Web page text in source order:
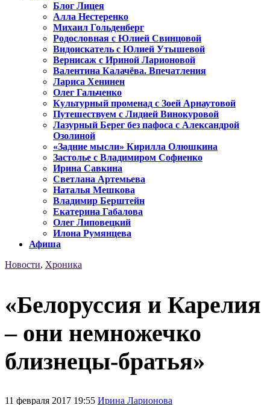
Блог Лицея
Алла Нестеренко
Михаил Гольденберг
Родословная с Юлией Свинцовой
Видоискатель с Юлией Утышевой
Вернисаж с Ириной Ларионовой
Валентина Калачёва. Впечатления
Лариса Хенинен
Олег Гальченко
Культурный променад с Зоей Арнаутовой
Путешествуем с Лидией Винокуровой
Лазурный Берег без пафоса с Александрой
Озолиной
«Задние мысли» Кирилла Олюшкина
Застолье с Владимиром Софиенко
Ирина Савкина
Светлана Артемьева
Наталья Мешкова
Владимир Берштейн
Екатерина Габалова
Олег Липовецкий
Илона Румянцева
Афиша
Новости, Хроника
«Белоруссия и Карелия
– они немножечко
близнецы-братья»
11 февраля 2017 19:55 Ирина Ларионова